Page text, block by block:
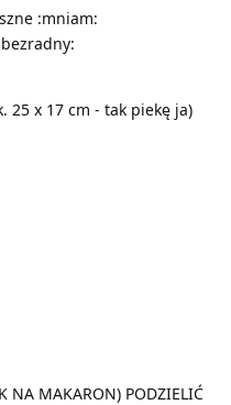
:mniam:
25 x 17 cm - tak piekę ja)
NA MAKARON) PODZIELIĆ